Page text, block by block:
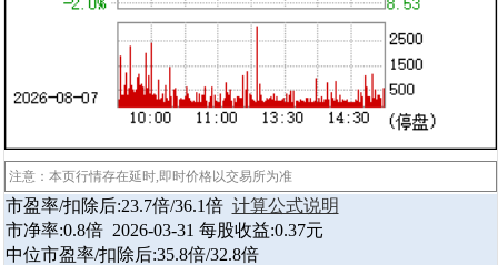
注意：本页行情存在延时,即时价格以交易所为准
市盈率/扣除后:23.7倍/36.1倍 计算公式说明
市净率:0.8倍 2026-03-31 每股收益:0.37元
中位市盈率/扣除后:35.8倍/32.8倍